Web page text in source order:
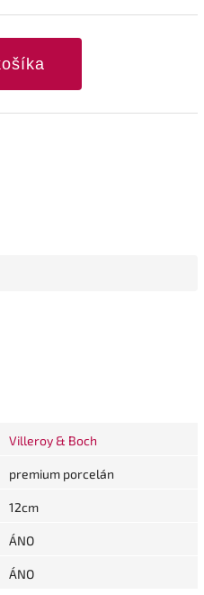
Villeroy & Boch
premium porcelán
12cm
ÁNO
ÁNO